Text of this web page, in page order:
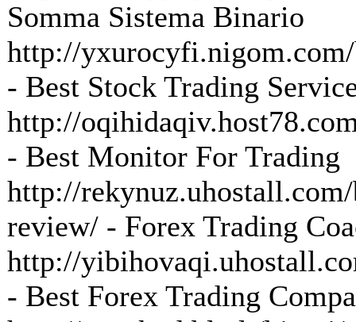
Somma Sistema Binario
http://
- Best Stock Trading
http://
- Best Monitor For Trading
http://
review/ - Forex Trading
http://
- Best Forex Trading